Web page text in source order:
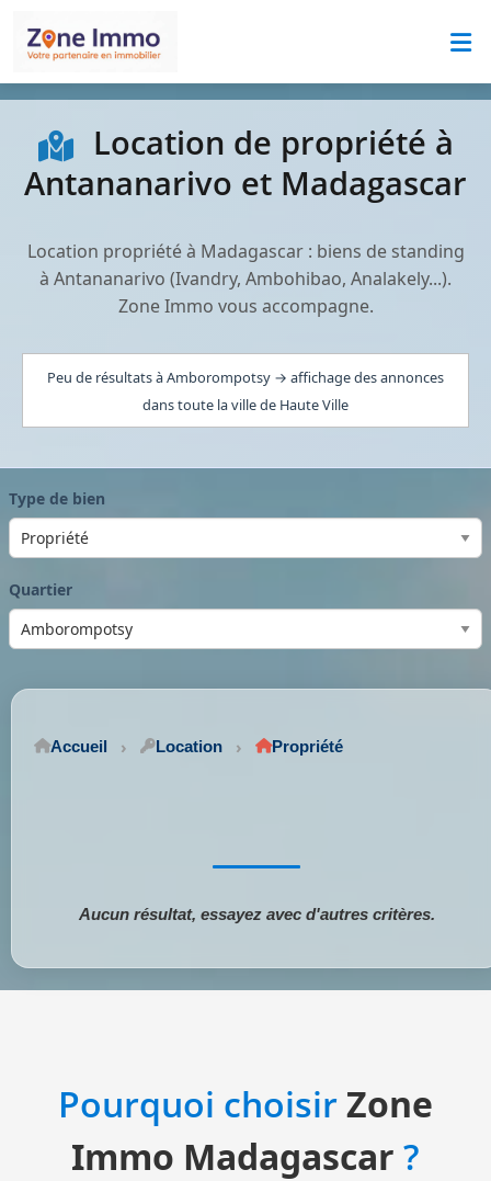
Location de propriété à
Antananarivo et Madagascar
Location propriété à Madagascar : biens de standing
à Antananarivo (Ivandry, Ambohibao, Analakely...).
Zone Immo vous accompagne.
Peu de résultats à Amborompotsy → affichage des annonces
dans toute la ville de Haute Ville
Type de bien
Quartier
Accueil Location Propriété
Aucun résultat, essayez avec d'autres critères.
Pourquoi choisirZone
Immo Madagascar ?